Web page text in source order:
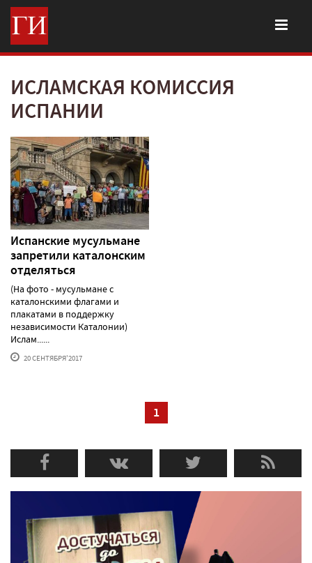
ИСЛАМСКАЯ КОМИССИЯ
ИСПАНИИ
Испанские мусульмане
запретили каталонским
отделяться
(На фото - мусульмане с
каталонскими флагами и
плакатами в поддержку
независимости Каталонии)
Ислам......
20 СЕНТЯБРЯ'2017
1